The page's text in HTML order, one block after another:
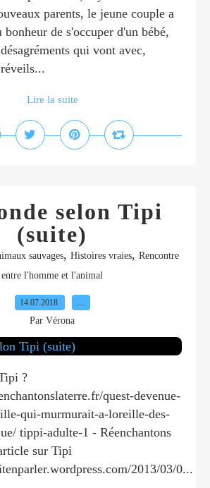
parents, le jeune couple a
de s'occuper d'un bébé,
qui vont avec,
Lire la suite
selon Tipi
(suite)
sauvages, Histoires vraies, Rencontre
entre l'homme et l'animal
14.07.2018 …
Par Vérona
?
quest-devenue-
qui-murmurait-a-loreille-des-
tippi-adulte-1 - Réenchantons
sur Tipi
2013/03/0...